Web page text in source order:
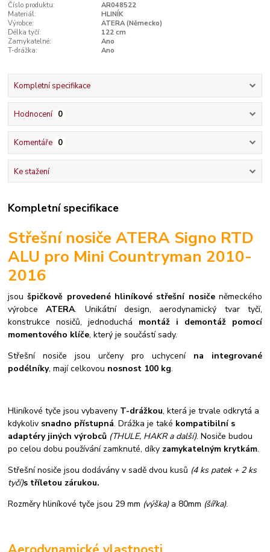
Číslo produktu:
AR048522
Materiál:
HLINÍK
Výrobce:
ATERA (Německo)
Délka tyčí:
122 cm
Zamykatelné:
Ano
T-drážka:
Ano
Kompletní specifikace
Hodnocení 0
Komentáře 0
Ke stažení
Kompletní specifikace
Střešní nosiče ATERA Signo RTD
ALU pro Mini Countryman 2010-
2016
jsoušpičkově provedené hliníkové střešní nosičeněmeckého
výrobceATERA. Unikátní design, aerodynamický tvar tyčí,
konstrukce nosičů, jednoduchá montáž i demontáž pomocí
momentového klíče, který je součástí sady.
Střešní nosiče jsou určeny pro uchycení na integrované
podélníky, mají celkovou nosnost 100 kg.
Hliníkové tyče jsou vybaveny T-drážkou, která je trvale odkrytá a
kdykoliv snadno přístupná. Drážka je také kompatibilní s
adaptéry jiných výrobců (THULE, HAKR a další). Nosiče budou
po celou dobu používání zamknuté, díky zamykatelným krytkám.
Střešní nosiče jsou dodávány v sadě dvou kusů (4 ks patek + 2 ks
tyčí)s tříletou zárukou.
Rozměry hliníkové tyče jsou 29 mm (výška)a 80mm (šířka).